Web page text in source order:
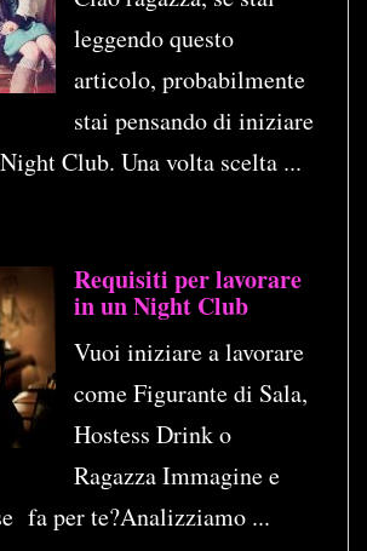
leggendo questo
articolo, probabilmente
stai pensando di iniziare
Club. Una volta scelta ...
Requisiti per lavorare
in un Night Club
Vuoi iniziare a lavorare
come Figurante di Sala,
Hostess Drink o
Ragazza Immagine e
fa per te?Analizziamo ...